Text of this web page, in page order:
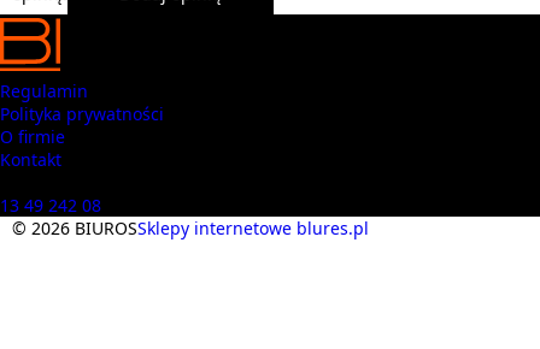
Regulamin
Polityka prywatności
O firmie
Kontakt
13 49 242 08
© 2026 BIUROSSklepy internetowe blures.pl